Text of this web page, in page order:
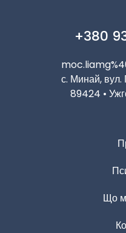
+380
с. Минай, вул.
89424 •
Що